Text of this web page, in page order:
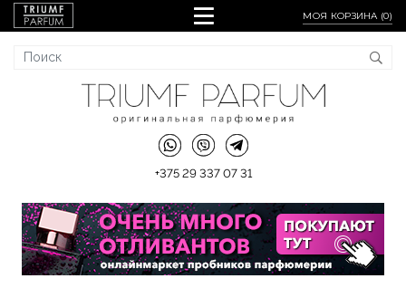
МОЯ КОРЗИНА (0)
+375 29 337 07 31